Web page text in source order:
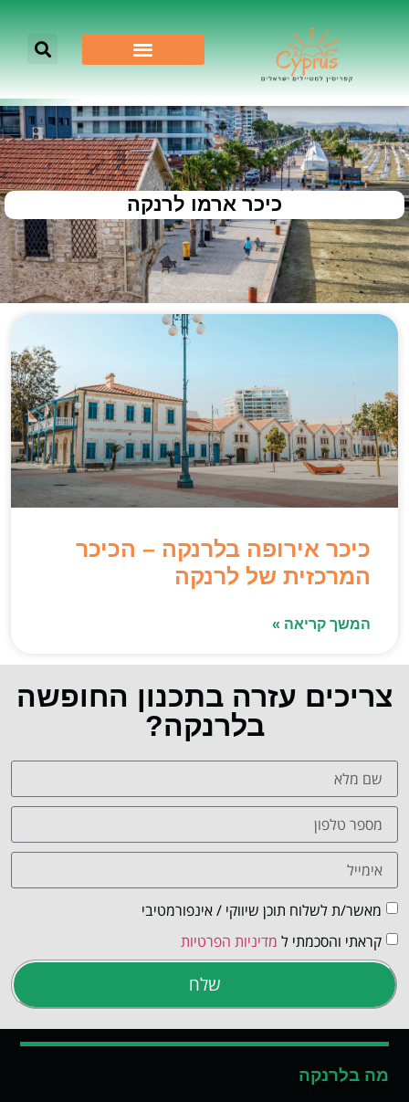
כיכר ארמו לרנקה
כיכר אירופה בלרנקה – הכיכר
המרכזית של לרנקה
המשך קריאה »
צריכים עזרה בתכנון החופשה
בלרנקה?
מאשר/ת לשלוח תוכן שיווקי / אינפורמטיבי
קראתי והסכמתי ל מדיניות הפרטיות
שלח
מה בלרנקה